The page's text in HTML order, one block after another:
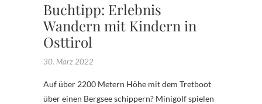
Buchtipp: Erlebnis
Wandern mit Kindern in
Osttirol
30. März 2022
Auf über 2200 Metern Höhe mit dem Tretboot
über einen Bergsee schippern? Minigolf spielen